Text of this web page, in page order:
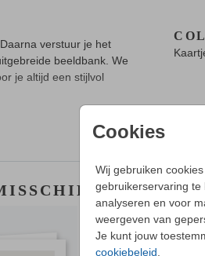
Cookies
Wij gebruiken
gebruikerservaring te
analyseren en voor
weergeven van
Je kunt jouw
cookiebeleid
verstuur je het
beeldbank. We
je altijd een stijlvol
van de kaart gedrukt.
of te verwijderen.
OOK